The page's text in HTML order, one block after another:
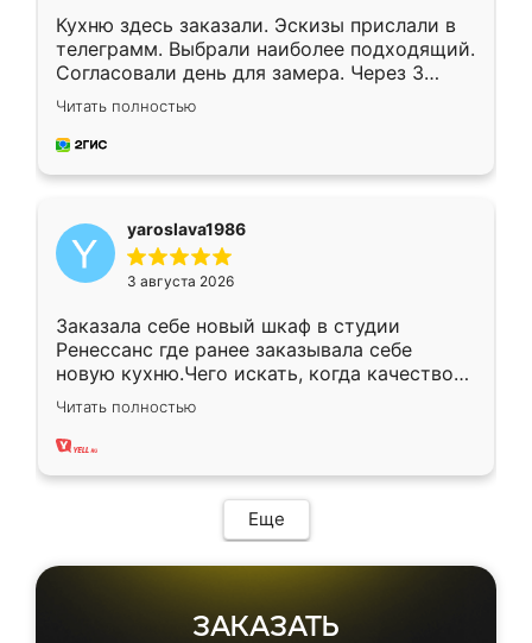
Кухню здесь заказали. Эскизы прислали в
телеграмм. Выбрали наиболее подходящий.
Согласовали день для замера. Через 3
недели кухня была уже готова. Остались
довольны работой. Спасибо Ренессанс
мебель за качественную работу!
Читать полностью
yaroslava1986
3 августа 2026
Заказала себе новый шкаф в студии
Ренессанс где ранее заказывала себе
новую кухню.Чего искать, когда качеством
вполне довольна. Служит кухня уже почти
два года, нареканий нет.
Читать полностью
Еще
ЗАКАЗАТЬ